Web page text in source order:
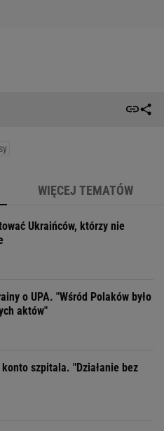
WIĘCEJ TEMATÓW
Ukraińców, którzy nie
o UPA. "Wśród Polaków było
aktów"
szpitala. "Działanie bez